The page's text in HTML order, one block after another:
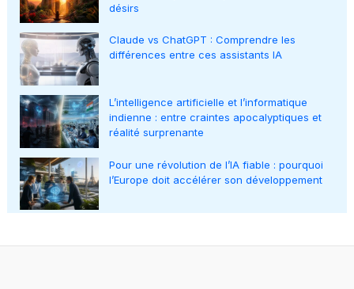
désirs
Claude vs ChatGPT : Comprendre les
différences entre ces assistants IA
L’intelligence artificielle et l’informatique
indienne : entre craintes apocalyptiques et
réalité surprenante
Pour une révolution de l’IA fiable : pourquoi
l’Europe doit accélérer son développement